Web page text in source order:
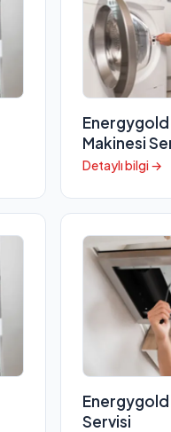
Energygold
Makinesi
Detaylı bilgi →
Servisi